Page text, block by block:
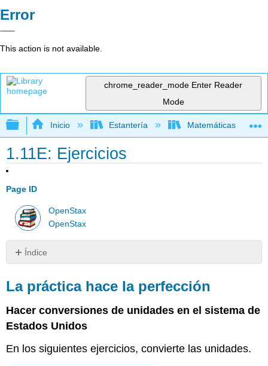
Error
This action is not available.
chrome_reader_mode Enter Reader
Mode
Expandir/contraer jerarquía global
Inicio Estantería Matemáticas
1.11E: Ejercicios
Page ID
OpenStax
OpenStax
Índice
práctica
hace
perfección
(\PageIndex{1}\)
La práctica hace la perfección
Hacer conversiones de unidades en el sistema de
Estados Unidos
En los siguientes ejercicios, convierte las unidades.